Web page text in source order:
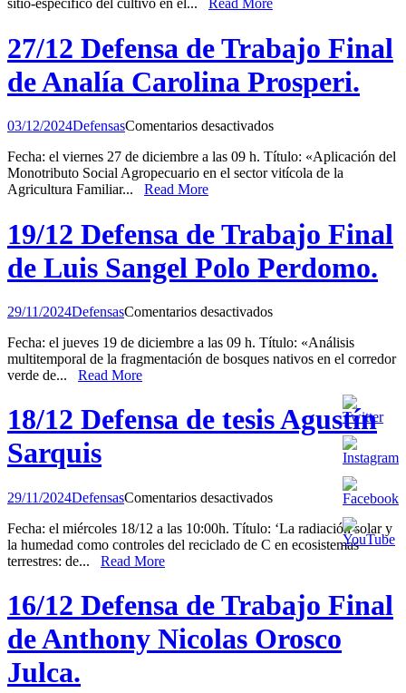
Martín
Rompani
sitio-específico del cultivo en el... Read More
27/12 Defensa de Trabajo Final
de Analía Carolina Prosperi.
03/12/2024DefensasComentarios desactivadosen
Defensa
de
Analía
Carolina
Prosperi.
Fecha: el viernes 27 de diciembre a las 09 h. Título: «Aplicación del
Monotributo Social Agropecuario en el sector vitícola de la
Agricultura Familiar... Read More
19/12 Defensa de Trabajo Final
de Luis Sangel Polo Perdomo.
29/11/2024DefensasComentarios desactivadosen
Defensa
de
Luis
Fecha: el jueves 19 de diciembre a las 09 h. Título: «Análisis
multitemporal de la fragmentación de bosques nativos en el corredor
verde de... Read More
18/12 Defensa de tesis Agustín
Sarquis
29/11/2024DefensasComentarios desactivadosen
Defensa
de
Sarquis
Fecha: el miércoles 18/12 a las 10:00h. Título: ‘La radiación solar y
la humedad como controles del reciclado de C en ecosistemas
terrestres: de... Read More
16/12 Defensa de Trabajo Final
de Anthony Nicolas Orosco
Julca.